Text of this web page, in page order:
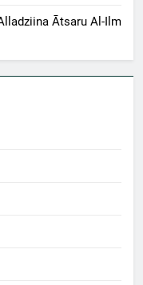
Ātsaru Al-Ilm